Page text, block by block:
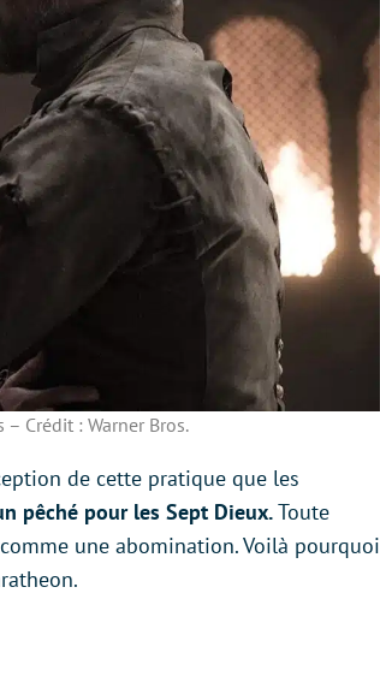
Crédit : Warner Bros.
de cette pratique que les
pêché pour les Sept Dieux.Toute
une abomination. Voilà pourquoi